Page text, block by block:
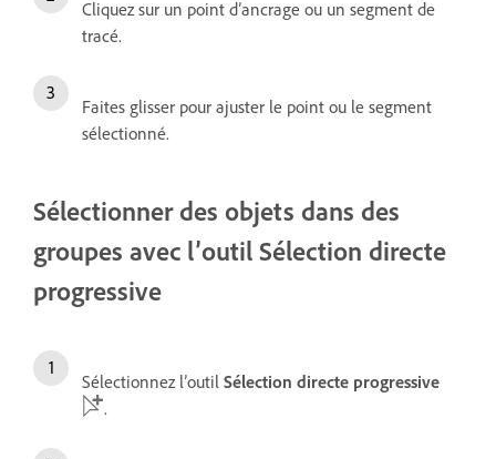
Cliquez sur un point d’ancrage ou un segment de
tracé.
Faites glisser pour ajuster le point ou le segment
sélectionné.
Sélectionner des objets dans des
groupes avec l’outil Sélection directe
progressive
Sélectionnez l’outil Sélection directe progressive
.